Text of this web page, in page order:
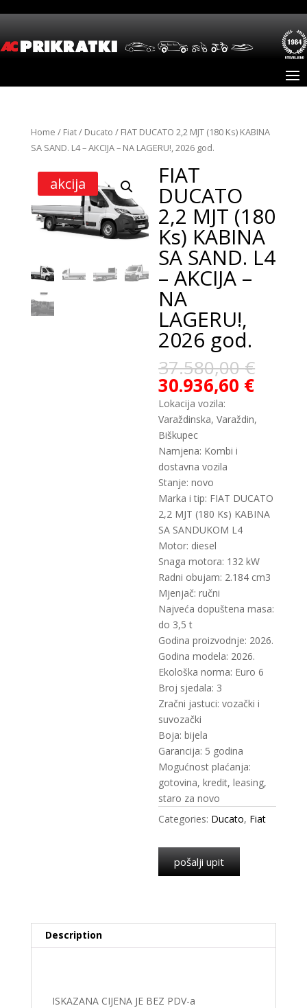
Home / Fiat/ Ducato / FIAT DUCATO 2,2 MJT (180 Ks) KABINA
SA SAND. L4 – AKCIJA – NA LAGERU!, 2026 god.
akcija FIAT
DUCATO
2,2 MJT (180
Ks) KABINA
SA SAND. L4
– AKCIJA –
NA
LAGERU!,
2026 god.
37.580,00€
30.936,60 €
Lokacija vozila:
Varaždinska, Varaždin,
Biškupec
Namjena: Kombi i
dostavna vozila
Stanje: novo
Marka i tip: FIAT DUCATO
2,2 MJT (180 Ks) KABINA
SA SANDUKOM L4
Motor: diesel
Snaga motora: 132 kW
Radni obujam: 2.184 cm3
Mjenjač: ručni
Najveća dopuštena masa:
do 3,5 t
Godina proizvodnje: 2026.
Godina modela: 2026.
Ekološka norma: Euro 6
Broj sjedala: 3
Zračni jastuci: vozački i
suvozački
Boja: bijela
Garancija: 5 godina
Mogućnost plaćanja:
gotovina, kredit, leasing,
staro za novo
Categories: Ducato, Fiat
pošalji upit
Description
ISKAZANA CIJENA JE BEZ PDV-a